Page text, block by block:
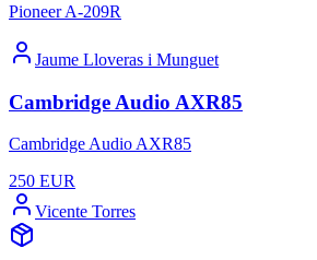
Pioneer A-209R
Jaume Lloveras i Munguet
Cambridge Audio AXR85
Cambridge Audio AXR85
250 EUR
Vicente Torres